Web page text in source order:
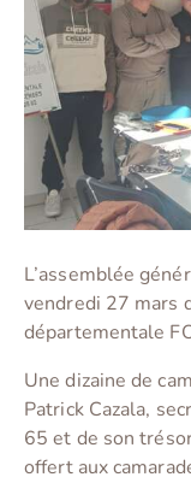
L’assemblée
vendredi 27 mars
départementale
Une dizaine de
Patrick Cazala,
65 et de son
offert aux